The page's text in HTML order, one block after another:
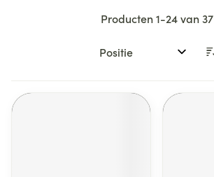
Producten1-24van37
Sorteer op: